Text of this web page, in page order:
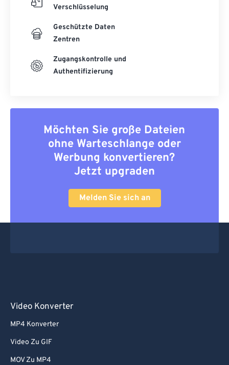
Verschlüsselung
Geschützte Daten
Zentren
Zugangskontrolle und
Authentifizierung
Möchten Sie große Dateien
ohne Warteschlange oder
Werbung konvertieren?
Jetzt upgraden
Melden Sie sich an
Video Konverter
MP4 Konverter
Video Zu GIF
MOV Zu MP4